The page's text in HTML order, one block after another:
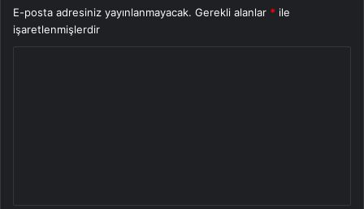
E-posta adresiniz yayınlanmayacak. Gerekli alanlar * ile
işaretlenmişlerdir